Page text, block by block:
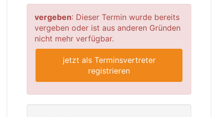
vergeben: Dieser Termin wurde bereits
vergeben oder ist aus anderen Gründen
nicht mehr verfügbar.
jetzt als Terminsvertreter
registrieren